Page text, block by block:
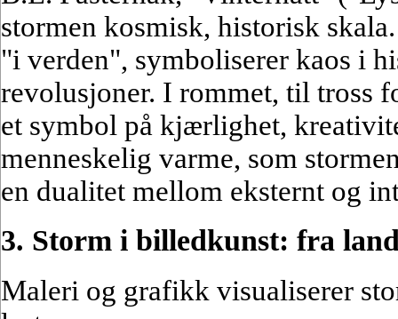
stormen kosmisk, historisk
"i verden", symboliserer kaos i
revolusjoner. I rommet, til tross
et symbol på kjærlighet,
menneskelig varme, som
en dualitet mellom eksternt og
3. Storm i billedkunst: fra
Maleri og grafikk visualiserer